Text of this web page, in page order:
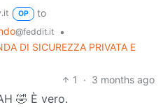
OP
to
@feddit.it
•
DI SICUREZZA PRIVATA E
1
· 3 months ago
🤣 È vero.